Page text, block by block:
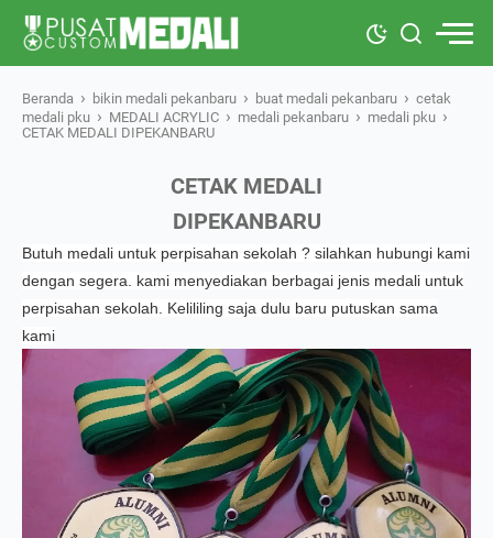
Beranda › bikin medali pekanbaru › buat medali pekanbaru › cetak
medali pku › MEDALI ACRYLIC › medali pekanbaru › medali pku ›
CETAK MEDALI DIPEKANBARU
CETAK MEDALI
DIPEKANBARU
Butuh medali untuk perpisahan sekolah ? silahkan hubungi kami
dengan segera. kami menyediakan berbagai jenis medali untuk
perpisahan sekolah. Kelililing saja dulu baru putuskan sama
kami